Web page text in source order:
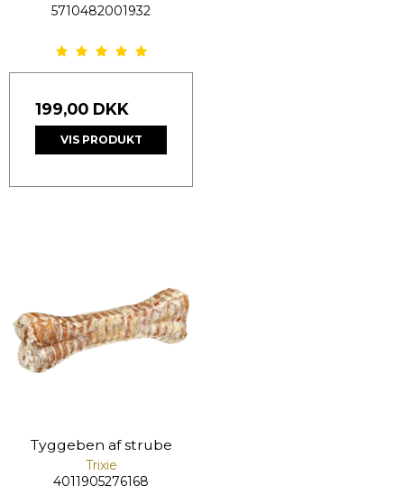
5710482001932
199,00 DKK
VIS PRODUKT
Tyggeben af strube
Trixie
4011905276168